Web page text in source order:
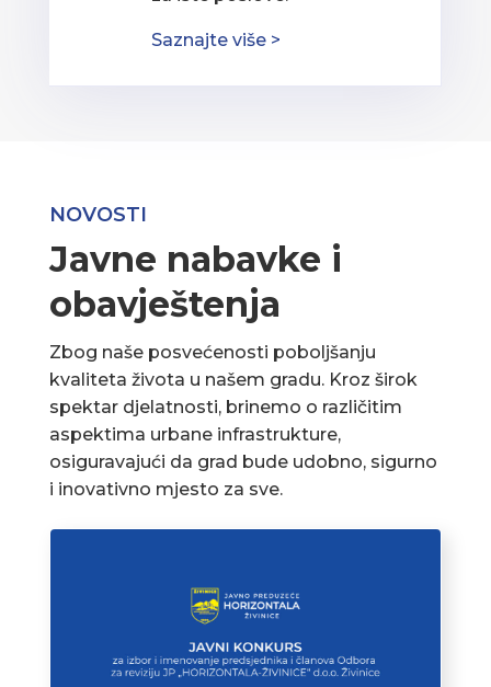
Saznajte više >
NOVOSTI
Javne nabavke i
obavještenja
Zbog naše posvećenosti poboljšanju
kvaliteta života u našem gradu. Kroz širok
spektar djelatnosti, brinemo o različitim
aspektima urbane infrastrukture,
osiguravajući da grad bude udobno, sigurno
i inovativno mjesto za sve.